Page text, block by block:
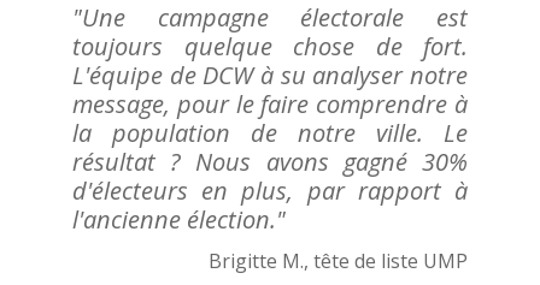
"Une campagne électorale est
toujours quelque chose de fort.
L'équipe de DCW à su analyser notre
message, pour le faire comprendre à
la population de notre ville. Le
résultat ? Nous avons gagné 30%
d'électeurs en plus, par rapport à
l'ancienne élection."
Brigitte M., tête de liste UMP